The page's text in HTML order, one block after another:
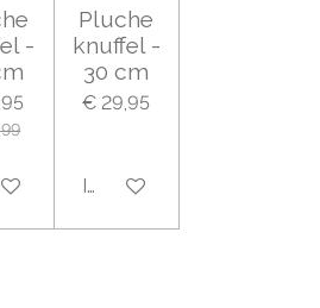
-
Pluche
knuffel -
30 cm
€ 29,95
In winkelwagen